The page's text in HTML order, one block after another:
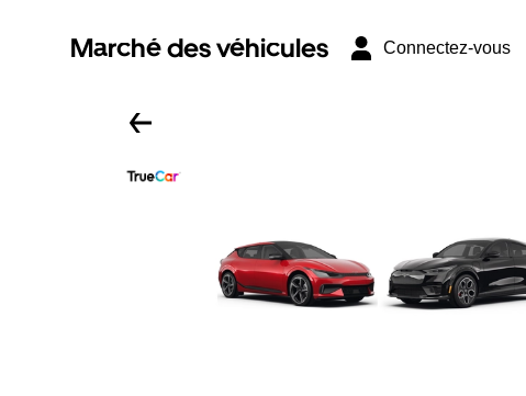
Marché des véhicules Connectez-vous